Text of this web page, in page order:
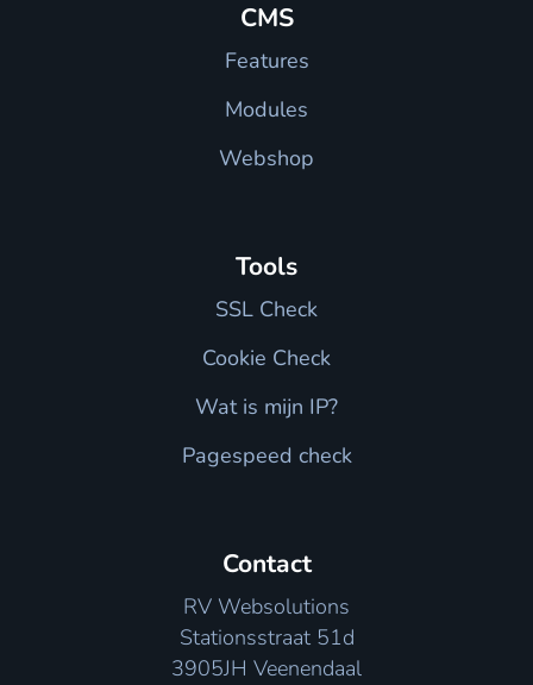
CMS
Features
Modules
Webshop
Tools
SSL Check
Cookie Check
Wat is mijn IP?
Pagespeed check
Contact
RV Websolutions
Stationsstraat 51d
3905JH Veenendaal